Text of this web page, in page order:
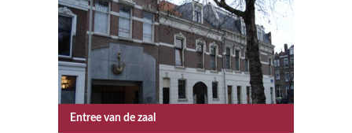
Entree van de zaal